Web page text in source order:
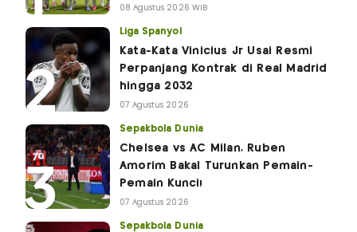
08 Agustus 2026 WIB
Liga Spanyol
Kata-Kata Vinicius Jr Usai Resmi
Perpanjang Kontrak di Real Madrid
hingga 2032
07 Agustus 2026
Sepakbola Dunia
Chelsea vs AC Milan, Ruben
Amorim Bakal Turunkan Pemain-
Pemain Kunci!
07 Agustus 2026
Sepakbola Dunia